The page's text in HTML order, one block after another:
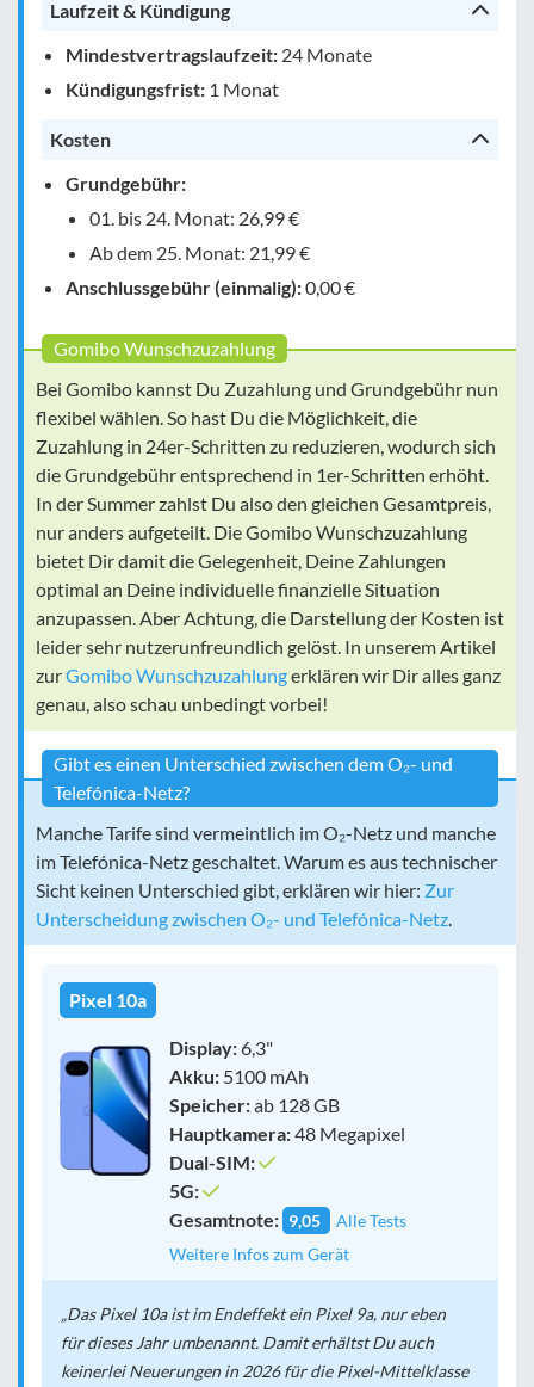
Laufzeit & Kündigung
Mindestvertragslaufzeit: 24 Monate
Kündigungsfrist: 1 Monat
Kosten
Grundgebühr:
01. bis 24. Monat: 26,99 €
Ab dem 25. Monat: 21,99 €
Anschlussgebühr (einmalig):0,00 €
Gomibo Wunschzuzahlung
Bei Gomibo kannst Du Zuzahlung und Grundgebühr nun
flexibel wählen. So hast Du die Möglichkeit, die
Zuzahlung in 24er-Schritten zu reduzieren, wodurch sich
die Grundgebühr entsprechend in 1er-Schritten erhöht.
In der Summer zahlst Du also den gleichen Gesamtpreis,
nur anders aufgeteilt. Die Gomibo Wunschzuzahlung
bietet Dir damit die Gelegenheit, Deine Zahlungen
optimal an Deine individuelle finanzielle Situation
anzupassen. Aber Achtung, die Darstellung der Kosten ist
leider sehr nutzerunfreundlich gelöst. In unserem Artikel
zurGomibo Wunschzuzahlungerklären wir Dir alles ganz
genau, also schau unbedingt vorbei!
Gibt es einen Unterschied zwischen dem O₂- und
Telefónica-Netz?
Manche Tarife sind vermeintlich im O₂-Netz und manche
im Telefónica-Netz geschaltet. Warum es aus technischer
Sicht keinen Unterschied gibt, erklären wir hier: Zur
Unterscheidung zwischen O₂- und Telefónica-Netz
Pixel 10a
Display:6,3"
Akku: 5100 mAh
Speicher:ab 128 GB
Hauptkamera:48 Megapixel
Dual-SIM:
5G:
Gesamtnote: 9,05
Alle Tests
Weitere Infos zum Gerät
Das Pixel 10a ist im Endeffekt ein Pixel 9a, nur eben
für dieses Jahr umbenannt. Damit erhältst Du auch
keinerlei Neuerungen in 2026 für die Pixel-Mittelklasse